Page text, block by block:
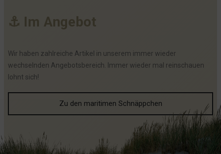
⚓ Im Ange bot
Wir haben zahlreiche Artikel in unserem immer wieder
wechselnden Angebotsbereich. Immer wieder mal reinschauen
lohnt sich!
Zu den maritimen Schnäppchen